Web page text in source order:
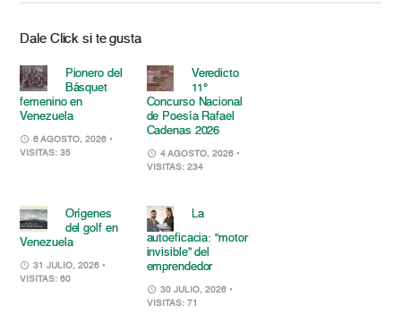
Dale Click si te gusta
Pionero del
Básquet
femenino en
Venezuela
6 AGOSTO, 2026 •
VISITAS: 35
Veredicto
11°
Concurso Nacional
de Poesía Rafael
Cadenas 2026
4 AGOSTO, 2026 •
VISITAS: 234
Orígenes
del golf en
Venezuela
31 JULIO, 2026 •
VISITAS: 60
La
autoeficacia: “motor
invisible” del
emprendedor
30 JULIO, 2026 •
VISITAS: 71